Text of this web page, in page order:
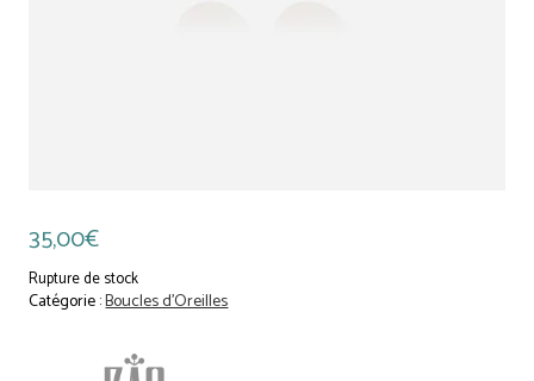
35,00€
Rupture de stock
Catégorie :Boucles d'Oreilles